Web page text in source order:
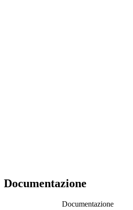
Documentazione
Documentazione